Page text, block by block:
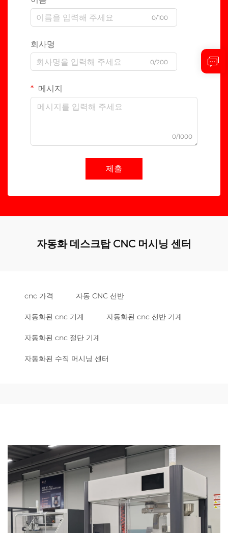
0/100
회사명
0/200
메시지
0/1000
제출
자동화 데스크탑 CNC 머시닝 센터
cnc 가격 자동 CNC 선반
자동화된 cnc 기계 자동화된 cnc 선반 기계
자동화된 cnc 절단 기계
자동화된 수직 머시닝 센터